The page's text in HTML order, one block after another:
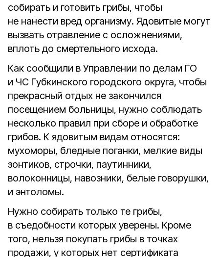
собирать и готовить грибы, чтобы
не нанести вред организму. Ядовитые могут
вызвать отравление с осложнениями,
вплоть до смертельного исхода.
Как сообщили в Управлении по делам ГО
и ЧС Губкинского городского округа, чтобы
прекрасный отдых не закончился
посещением больницы, нужно соблюдать
несколько правил при сборе и обработке
грибов. К ядовитым видам относятся:
мухоморы, бледные поганки, мелкие виды
зонтиков, строчки, паутинники,
волоконницы, навозники, белые говорушки,
и энтоломы.
Нужно собирать только те грибы,
в съедобности которых уверены. Кроме
того, нельзя покупать грибы в точках
продажи, у которых нет сертификата